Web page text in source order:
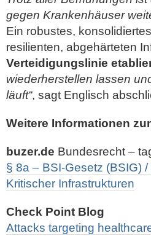
gegen Krankenhäuser
Ein robustes,
resilienten, abgehärteten
Verteidigungslinie
wiederherstellen lassen
läuft“, sagt Englisch
Weitere Informationen
buzer.de Bundesrecht –
§ 8a – BSI-Gesetz (BSIG)
Kritischer Infrastrukturen
Check Point Blog
Attacks targeting